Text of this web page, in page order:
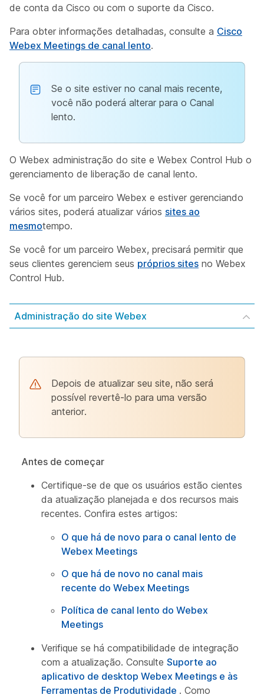
de conta da Cisco ou com o suporte da Cisco.
Para obter informações detalhadas, consulte a Cisco
Webex Meetings de canal lento.
Se o site estiver no canal mais recente,
você não poderá alterar para o Canal
lento.
O Webex administração do site e Webex Control Hub o
gerenciamento de liberação de canal lento.
Se você for um parceiro Webex e estiver gerenciando
vários sites, poderá atualizar vários sites ao
mesmotempo.
Se você for um parceiro Webex, precisará permitir que
seus clientes gerenciem seus próprios sites no Webex
Control Hub.
Administração do site Webex
Depois de atualizar seu site, não será
possível revertê-lo para uma versão
anterior.
Antes de começar
Certifique-se de que os usuários estão cientes
da atualização planejada e dos recursos mais
recentes. Confira estes artigos:
O que há de novo para o canal lento de
Webex Meetings
O que há de novo no canal mais
recente do Webex Meetings
Política de canal lento do Webex
Meetings
Verifique se há compatibilidade de integração
com a atualização. Consulte Suporte ao
aplicativo de desktop Webex Meetings e às
Ferramentas de Produtividade . Como